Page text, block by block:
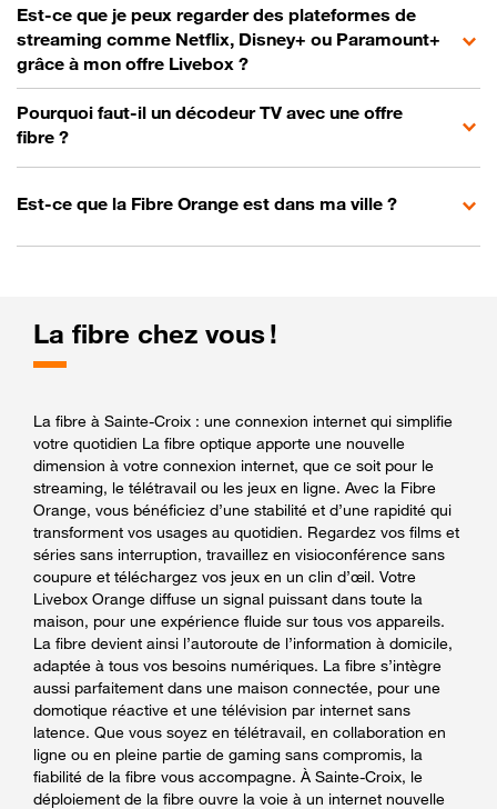
Est-ce que je peux regarder des plateformes de
streaming comme Netflix, Disney+ ou Paramount+
grâce à mon offre Livebox ?
Pourquoi faut-il un décodeur TV avec une offre
fibre ?
Est-ce que la Fibre Orange est dans ma ville ?
La fibre chez vous !
La fibre à Sainte-Croix : une connexion internet qui simplifie
votre quotidien La fibre optique apporte une nouvelle
dimension à votre connexion internet, que ce soit pour le
streaming, le télétravail ou les jeux en ligne. Avec la Fibre
Orange, vous bénéficiez d’une stabilité et d’une rapidité qui
transforment vos usages au quotidien. Regardez vos films et
séries sans interruption, travaillez en visioconférence sans
coupure et téléchargez vos jeux en un clin d’œil. Votre
Livebox Orange diffuse un signal puissant dans toute la
maison, pour une expérience fluide sur tous vos appareils.
La fibre devient ainsi l’autoroute de l’information à domicile,
adaptée à tous vos besoins numériques. La fibre s’intègre
aussi parfaitement dans une maison connectée, pour une
domotique réactive et une télévision par internet sans
latence. Que vous soyez en télétravail, en collaboration en
ligne ou en pleine partie de gaming sans compromis, la
fiabilité de la fibre vous accompagne. À Sainte-Croix, le
déploiement de la fibre ouvre la voie à un internet nouvelle